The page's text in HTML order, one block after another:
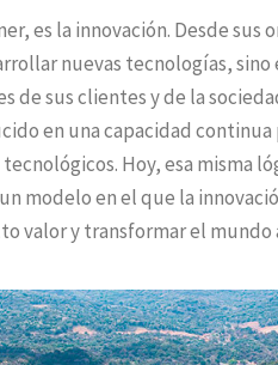
es la innovación. Desde sus
nuevas tecnologías,
de sus clientes y de la
en una capacidad
Hoy, esa misma
modelo en el que la
valor y transformar el mundo